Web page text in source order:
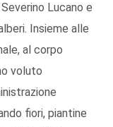
Lucano e
Insieme alle
al corpo
voluto
fiori, piantine